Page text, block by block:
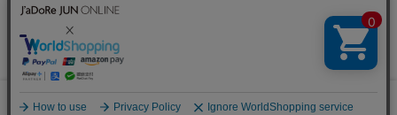
0
© JUN CO.,LTD. ALL RIGHTS RESERVED.